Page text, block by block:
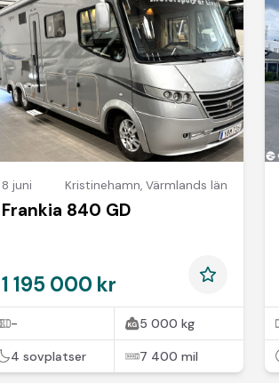
8 juni Kristinehamn, Värmlands län
Frankia 840 GD
1 195 000 kr
- 5 000 kg
4 sovplatser 7 400 mil